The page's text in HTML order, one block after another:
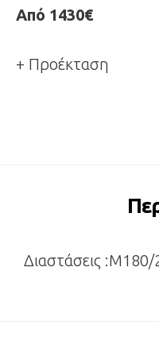
Από 1430€
+ Προέκταση
Διαστάσεις